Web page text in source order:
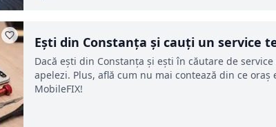
Ești din Constanța și cauți un service
Dacă ești din Constanța și ești în căutare de
apelezi. Plus, află cum nu mai contează din ce
MobileFIX!